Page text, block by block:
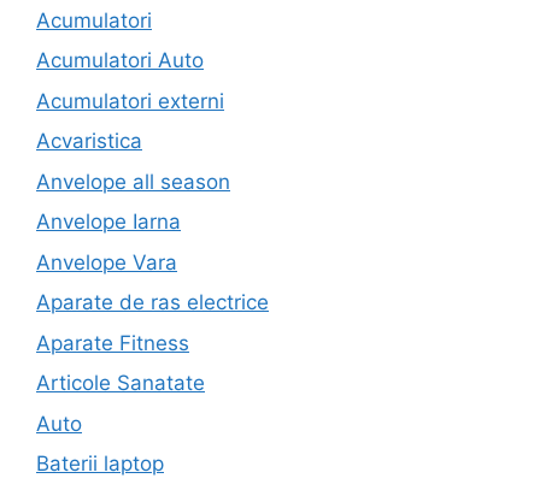
Acumulatori
Acumulatori Auto
Acumulatori externi
Acvaristica
Anvelope all season
Anvelope Iarna
Anvelope Vara
Aparate de ras electrice
Aparate Fitness
Articole Sanatate
Auto
Baterii laptop